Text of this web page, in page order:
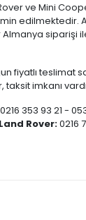
ve Mini
edilmektedir.
siparişi
fiyatlı teslimat
imkanı
0216 353 93 21 -
Rover:0216